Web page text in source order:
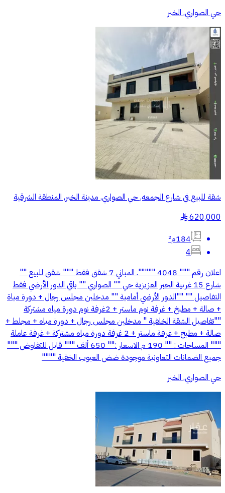
حي الصواري, الخبر
شقة للبيع في شارع الجمعه, حي الصواري, مدينة الخبر, المنطقة الشرقية
620,000
§
184م²
4
اعلان رقم """ 4048 """"". المباني 7 شقق فقط """ شقق للبيع ""
شارع 15 غربية الخبر العزيزية حي "" الصواري "" باقي الدور الأرضي فقط
التفاصيل "" ""الدور الأرضي أمامية "" مدخلين مجلس رجال + دورة مياة
+ صالة + مطبخ + غرفة نوم ماستر + 2غرفة نوم دورة مياه مشتركة
""تفاصيل الشقة الخلفية " مدخلين مجلس رجال + دورة مياه + مجلط +
صالة + مطبخ + غرفة ماستر + 2 غرفة دورة مياه مشتركة + غرفة عاملة
""" المساحات : "" 190 م الاسعار :"" 650 ألف """ قابل للتفاوض """
جميع الضمانات التعاونية موجودة ضض العيوب الخفية """"
حي الصواري, الخبر